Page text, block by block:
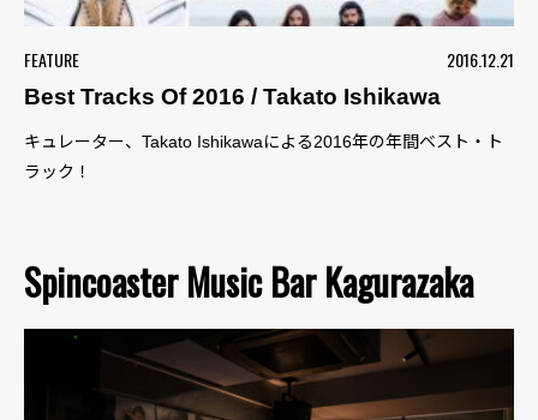
FEATURE
2016.12.21
Best Tracks Of 2016 / Takato Ishikawa
キュレーター、Takato Ishikawaによる2016年の年間ベスト・ト
ラック！
Spincoaster Music Bar Kagurazaka